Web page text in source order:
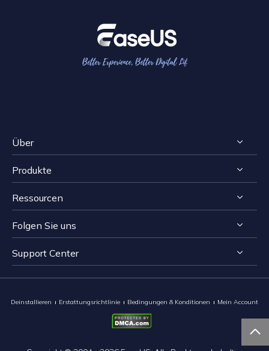
Über
Impressum
Reviews & Awards
Lizenzvereinbarung
Produkte
RecExperts für Windows
RecExperts für Mac
Online Screen Recorder
Ressourcen
Bildschirmaufnahme-Tipps
Mac App Store
Folgen Sie uns
  
Support Center
Deinstallieren Erstattungsrichtlinie Bedingungen & Konditionen Mein Account
